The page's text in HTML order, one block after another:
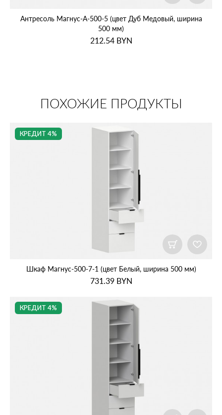
Антресоль Магнус‑А‑500‑5 (цвет Дуб Медовый, ширина
500 мм)
212.54BYN
ПОХОЖИЕ ПРОДУКТЫ
КРЕДИТ 4%
Шкаф Магнус‑500‑7‑1 (цвет Белый, ширина 500 мм)
731.39BYN
КРЕДИТ 4%